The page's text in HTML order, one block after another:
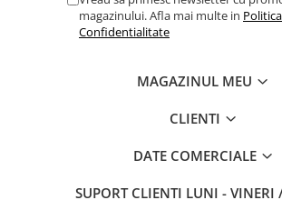
magazinului. Afla mai multe in
Confidentialitate
MAGAZINUL MEU
CLIENTI
DATE COMERCIALE
SUPORT CLIENTI LUNI - VINERI